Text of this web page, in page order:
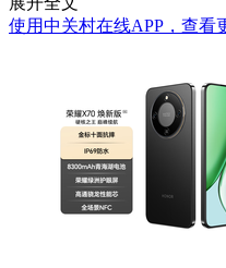
使用中关村在线APP，查看